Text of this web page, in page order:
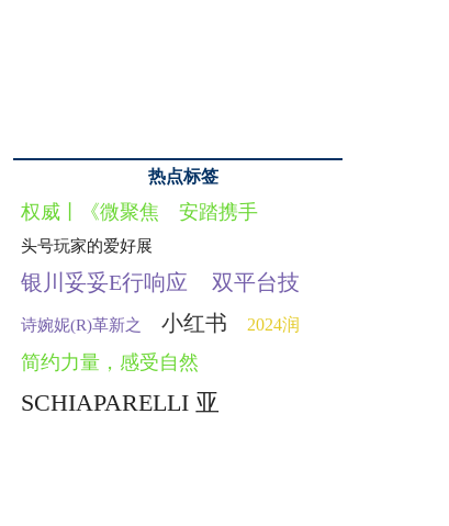
热点标签
权威丨《微聚焦 安踏携手
头号玩家的爱好展
银川妥妥E行响应 双平台技
诗婉妮(R)革新之 小红书 2024润
简约力量，感受自然
SCHIAPARELLI 亚